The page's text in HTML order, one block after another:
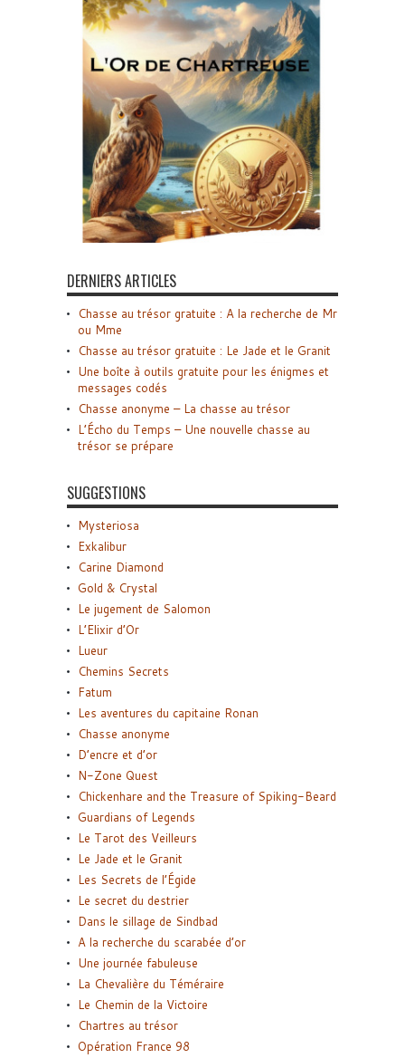
DERNIERS ARTICLES
Chasse au trésor gratuite : A la recherche de Mr
ou Mme
Chasse au trésor gratuite : Le Jade et le Granit
Une boîte à outils gratuite pour les énigmes et
messages codés
Chasse anonyme – La chasse au trésor
L’Écho du Temps – Une nouvelle chasse au
trésor se prépare
SUGGESTIONS
Mysteriosa
Exkalibur
Carine Diamond
Gold & Crystal
Le jugement de Salomon
L’Elixir d’Or
Lueur
Chemins Secrets
Fatum
Les aventures du capitaine Ronan
Chasse anonyme
D’encre et d’or
N-Zone Quest
Chickenhare and the Treasure of Spiking-Beard
Guardians of Legends
Le Tarot des Veilleurs
Le Jade et le Granit
Les Secrets de l’Égide
Le secret du destrier
Dans le sillage de Sindbad
A la recherche du scarabée d’or
Une journée fabuleuse
La Chevalière du Téméraire
Le Chemin de la Victoire
Chartres au trésor
Opération France 98